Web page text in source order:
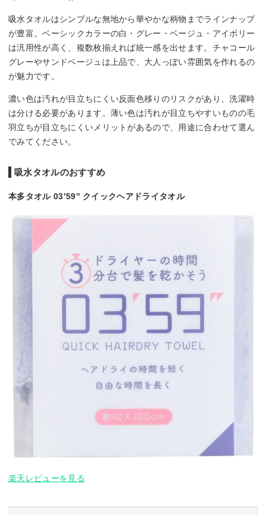
吸水タオルはシンプルな無地から華やかな柄物までラインナップ
が豊富。ベーシックカラーの白・グレー・ベージュ・アイボリー
は汎用性が高く、複数枚揃えれば統一感を出せます。チャコール
グレーやサンドベージュは上品で、大人っぽい雰囲気を作れるの
が魅力です。
濃い色は汚れが目立ちにくい反面色移りのリスクがあり、洗濯時
は分ける必要があります。薄い色は汚れが目立ちやすいものの毛
羽立ちが目立ちにくいメリットがあるので、用途に合わせて選ん
でみてください。
吸水タオルのおすすめ
本多タオル 03’59” クイックヘアドライタオル
楽天レビューを見る